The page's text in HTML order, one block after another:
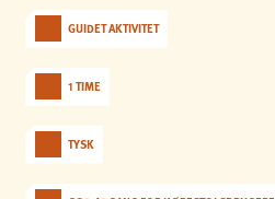
GUIDET AKTIVITET
1 TIME
TYSK
Provider: